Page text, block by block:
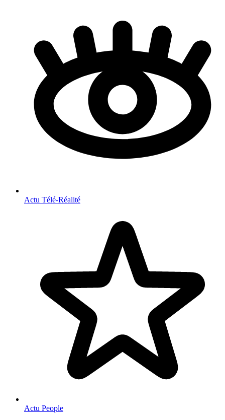
Actu Télé-Réalité
Actu People